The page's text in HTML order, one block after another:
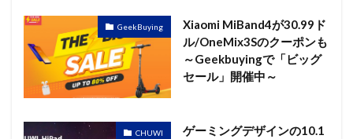
GeekBuying
Xiaomi MiBand4が30.99ド
ル/OneMix3Sのクーポンも
～Geekbuyingで「ビッグ
セール」開催中～
CHUWI
ゲーミングデザインの10.1